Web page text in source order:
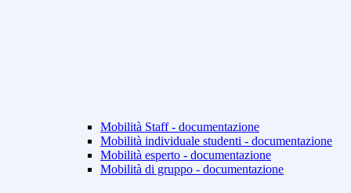
Mobilità Staff - documentazione
Mobilità individuale studenti - documentazione
Mobilità esperto - documentazione
Mobilità di gruppo - documentazione